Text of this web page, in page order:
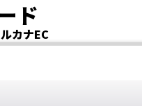
ド
カナEC